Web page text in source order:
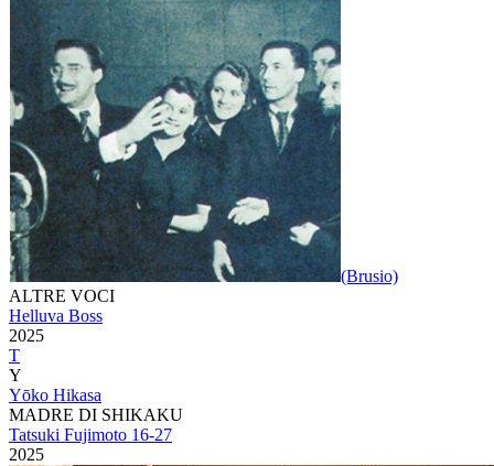
(Brusio)
ALTRE VOCI
Helluva Boss
2025
T
Y
Yōko Hikasa
MADRE DI SHIKAKU
Tatsuki Fujimoto 16-27
2025